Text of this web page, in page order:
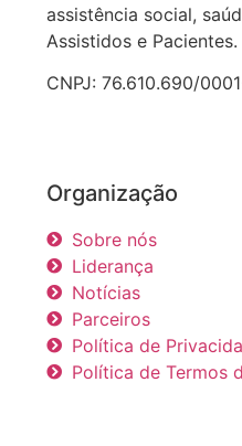
assistência social,
Assistidos e Pacientes.
CNPJ: 76.610.690/
Organização
Sobre nós
Liderança
Notícias
Parceiros
Política de
Política de Termos